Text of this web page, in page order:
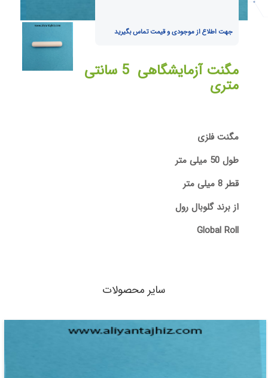
جهت اطلاع از موجودی و قیمت تماس بگیرید
مگنت آزمایشگاهی 5 سانتی
متری
مگنت فلزی
طول 50 میلی متر
قطر 8 میلی متر
از برند گلوبال رول
Global Roll
سایر محصولات